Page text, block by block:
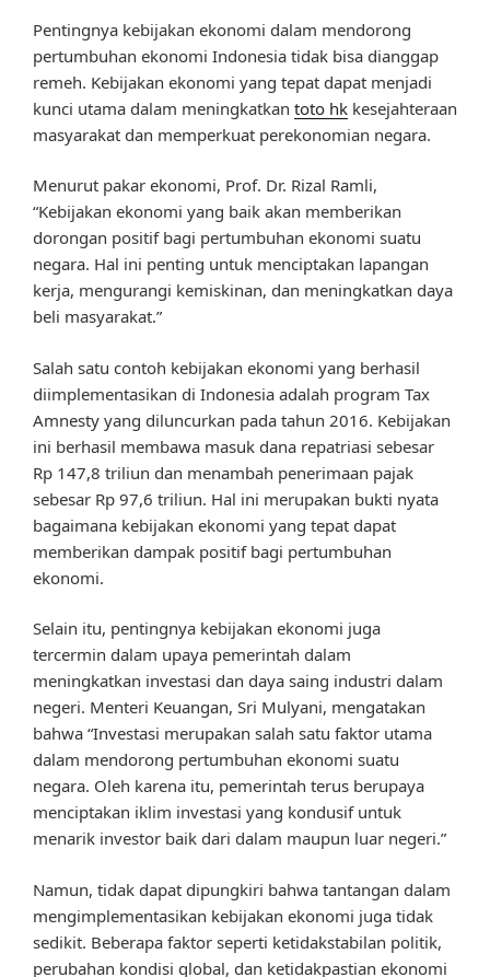
Pentingnya kebijakan ekonomi dalam mendorong
pertumbuhan ekonomi Indonesia tidak bisa dianggap
remeh. Kebijakan ekonomi yang tepat dapat menjadi
kunci utama dalam meningkatkan toto hk kesejahteraan
masyarakat dan memperkuat perekonomian negara.
Menurut pakar ekonomi, Prof. Dr. Rizal Ramli,
“Kebijakan ekonomi yang baik akan memberikan
dorongan positif bagi pertumbuhan ekonomi suatu
negara. Hal ini penting untuk menciptakan lapangan
kerja, mengurangi kemiskinan, dan meningkatkan daya
beli masyarakat.”
Salah satu contoh kebijakan ekonomi yang berhasil
diimplementasikan di Indonesia adalah program Tax
Amnesty yang diluncurkan pada tahun 2016. Kebijakan
ini berhasil membawa masuk dana repatriasi sebesar
Rp 147,8 triliun dan menambah penerimaan pajak
sebesar Rp 97,6 triliun. Hal ini merupakan bukti nyata
bagaimana kebijakan ekonomi yang tepat dapat
memberikan dampak positif bagi pertumbuhan
ekonomi.
Selain itu, pentingnya kebijakan ekonomi juga
tercermin dalam upaya pemerintah dalam
meningkatkan investasi dan daya saing industri dalam
negeri. Menteri Keuangan, Sri Mulyani, mengatakan
bahwa “Investasi merupakan salah satu faktor utama
dalam mendorong pertumbuhan ekonomi suatu
negara. Oleh karena itu, pemerintah terus berupaya
menciptakan iklim investasi yang kondusif untuk
menarik investor baik dari dalam maupun luar negeri.”
Namun, tidak dapat dipungkiri bahwa tantangan dalam
mengimplementasikan kebijakan ekonomi juga tidak
sedikit. Beberapa faktor seperti ketidakstabilan politik,
perubahan kondisi global, dan ketidakpastian ekonomi